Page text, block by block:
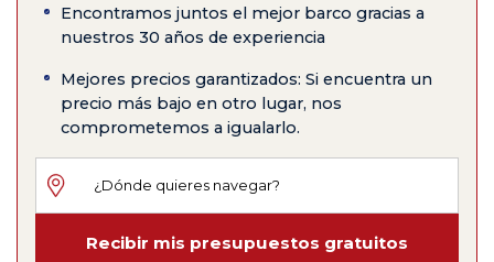
Encontramos juntos el mejor barco gracias a
nuestros 30 años de experiencia
Mejores precios garantizados: Si encuentra un
precio más bajo en otro lugar, nos
comprometemos a igualarlo.
Recibir mis presupuestos gratuitos